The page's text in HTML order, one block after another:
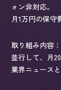
ォン非対応。
月1万円の保守
取り組み内容
並行して、月
業界ニュース